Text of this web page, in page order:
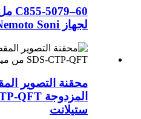
لجهاز Nemoto Soni...
محقنة التصوير
ستيلانت